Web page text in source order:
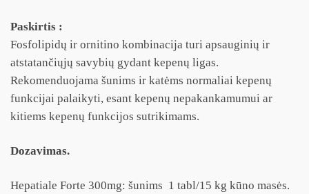
Paskirtis :
Fosfolipidų ir ornitino kombinacija turi apsauginių ir
atstatančiųjų savybių gydant kepenų ligas.
Rekomenduojama šunims ir katėms normaliai kepenų
funkcijai palaikyti, esant kepenų nepakankamumui ar
kitiems kepenų funkcijos sutrikimams.
Dozavimas.
Hepatiale Forte 300mg: šunims 1 tabl/15 kg kūno masės.